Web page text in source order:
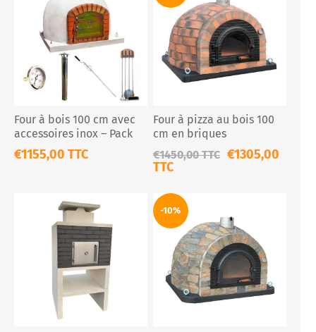
Four à bois 100 cm avec
accessoires inox – Pack
complet
€1155,00 TTC
Four à pizza au bois 100
cm en briques
réfractaires
€1450,00 TTC €1305,00
TTC
-10%